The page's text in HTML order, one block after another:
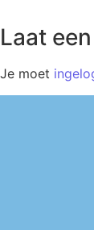
Laat
Je moet